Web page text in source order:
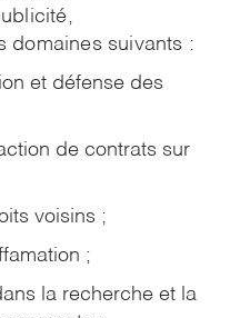
domaines suivants :
et défense des
de contrats sur
voisins ;
;
la recherche et la